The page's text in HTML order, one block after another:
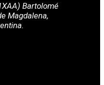
Bartolomé
Magdalena,